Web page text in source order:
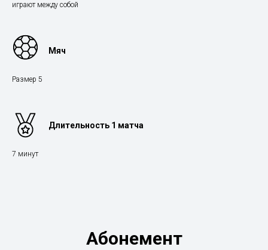
играют между собой
Мяч
Размер 5
Длительность 1 матча
7 минут
Абонемент